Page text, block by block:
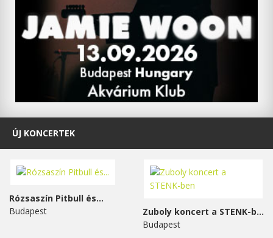
ÚJ KONCERTEK
Rózsaszín Pitbull és...
Budapest
Zuboly koncert a STENK-ben
Budapest